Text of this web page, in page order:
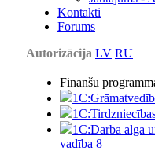
Kontakti
Forums
Autorizācija LV RU
Finanšu
1C:Darba alga
vadība 8